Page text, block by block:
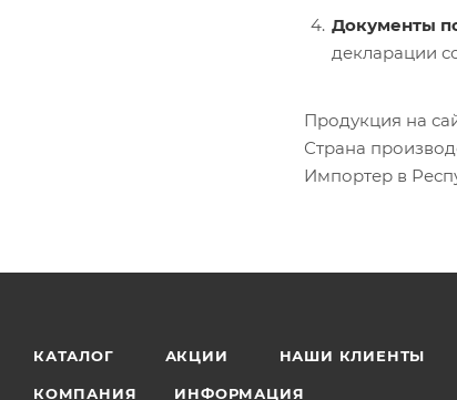
Документы
декларации
Продукция на
Страна
Импортер в
КАТАЛОГ АКЦИИ НАШИ КЛИЕНТЫ
КОМПАНИЯ ИНФОРМАЦИЯ